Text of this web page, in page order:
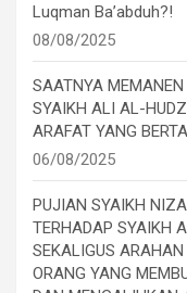
Luqman Ba’abduh?!
08/08/2025
SAATNYA
SYAIKH ALI AL-
ARAFAT YANG
06/08/2025
PUJIAN SYAIKH
TERHADAP SYAIKH
SEKALIGUS
ORANG YANG